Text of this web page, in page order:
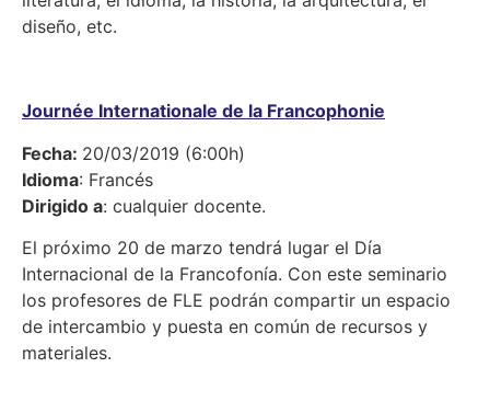
diseño, etc.
Journée Internationale de la Francophonie
Fecha: 20/03/2019 (6:00h)
Idioma: Francés
Dirigido a: cualquier docente.
El próximo 20 de marzo tendrá lugar el Día
Internacional de la Francofonía. Con este seminario
los profesores de FLE podrán compartir un espacio
de intercambio y puesta en común de recursos y
materiales.